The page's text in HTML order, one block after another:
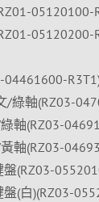
05120100-
05120200-
04461600-
/綠軸(RZ03-
軸(RZ03-
軸(RZ03-
盤(RZ03-
盤(白)(RZ03-